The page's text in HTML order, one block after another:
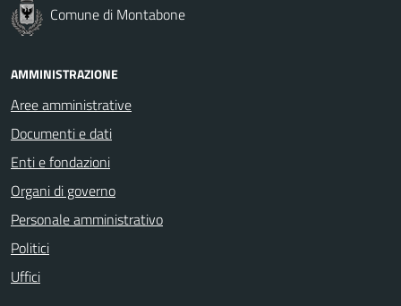
Comune di Montabone
AMMINISTRAZIONE
Aree amministrative
Documenti e dati
Enti e fondazioni
Organi di governo
Personale amministrativo
Politici
Uffici